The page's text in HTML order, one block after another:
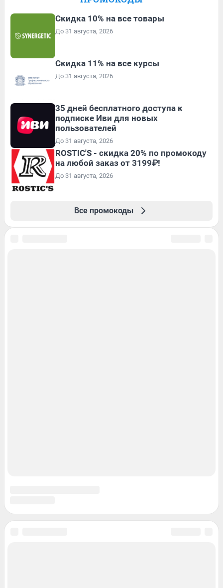
Скидка 10% на все товары
До 31 августа, 2026
Скидка 11% на все курсы
До 31 августа, 2026
35 дней бесплатного доступа к
подписке Иви для новых
пользователей
До 31 августа, 2026
ROSTIC'S - скидка 20% по промокоду
на любой заказ от 3199₽!
До 31 августа, 2026
Все промокоды